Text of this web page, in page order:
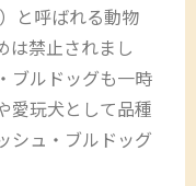
と呼ばれる動物
は禁止されまし
ブルドッグも一時
愛玩犬として品種
シュ・ブルドッグ